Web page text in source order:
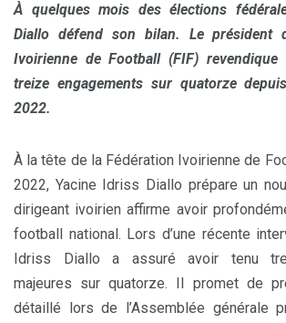
À quelques mois des élections
Diallo défend son bilan. Le président
Ivoirienne de Football (FIF)
treize engagements sur quatorze
2022.
À la tête de la Fédération Ivoirienne de
2022, Yacine Idriss Diallo prépare un
dirigeant ivoirien affirme avoir
football national. Lors d’une récente
Idriss Diallo a assuré avoir tenu
majeures sur quatorze. Il promet de
détaillé lors de l’Assemblée générale